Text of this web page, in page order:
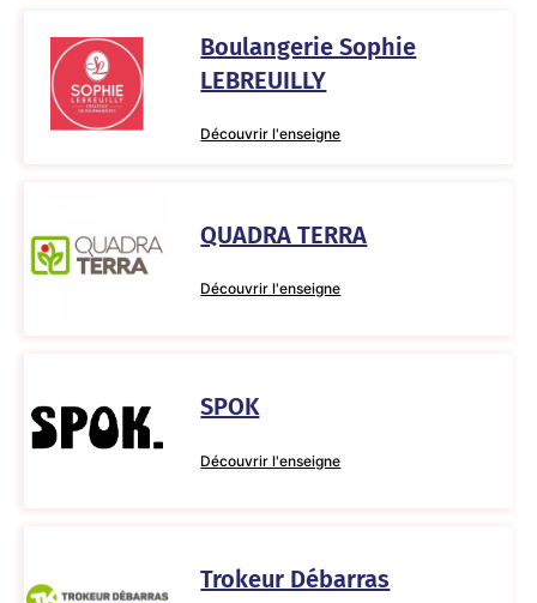
Boulangerie Sophie
LEBREUILLY
Découvrir l'enseigne
QUADRA TERRA
Découvrir l'enseigne
SPOK
Découvrir l'enseigne
Trokeur Débarras